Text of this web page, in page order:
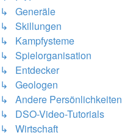
↳ Generäle
↳ Skillungen
↳ Kampfysteme
↳ Spielorganisation
↳ Entdecker
↳ Geologen
↳ Andere Persönlichkeiten
↳ DSO-Video-Tutorials
↳ Wirtschaft